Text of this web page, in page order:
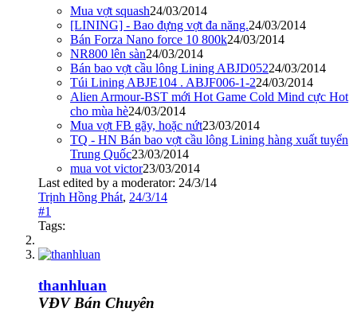
Mua vợt squash24/03/2014
[LINING] - Bao đựng vợt đa năng.24/03/2014
Bán Forza Nano force 10 800k24/03/2014
NR800 lên sàn24/03/2014
Bán bao vợt cầu lông Lining ABJD05224/03/2014
Túi Lining ABJE104 . ABJF006-1-224/03/2014
Alien Armour-BST mới Hot Game Cold Mind cực Hot
cho mùa hè24/03/2014
Mua vợt FB gãy, hoặc nứt23/03/2014
TQ - HN Bán bao vợt cầu lông Lining hàng xuất tuyển
Trung Quốc23/03/2014
mua vot victor23/03/2014
Last edited by a moderator: 24/3/14
Trịnh Hồng Phát, 24/3/14
#1
Tags:
thanhluan
VĐV Bán Chuyên